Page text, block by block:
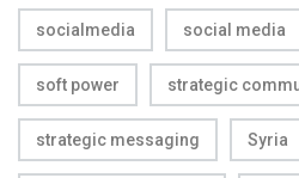
socialmedia social media
soft power strategic
strategic messaging Syria